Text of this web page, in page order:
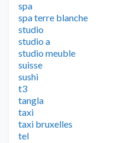
spa
spa terre blanche
studio
studio a
studio meuble
suisse
sushi
t3
tangla
taxi
taxi bruxelles
tel